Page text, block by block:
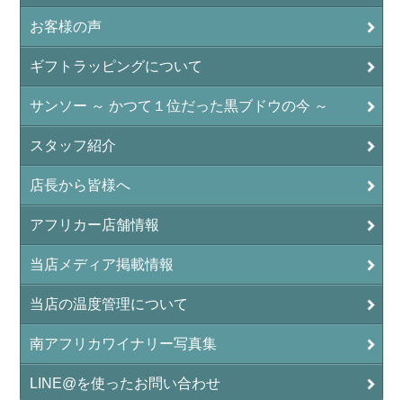
お客様の声
ギフトラッピングについて
サンソー ～ かつて１位だった黒ブドウの今 ～
スタッフ紹介
店長から皆様へ
アフリカー店舗情報
当店メディア掲載情報
当店の温度管理について
南アフリカワイナリー写真集
LINE@を使ったお問い合わせ